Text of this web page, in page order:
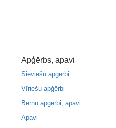
Apģērbs, apavi
Sieviešu apģērbi
Vīriešu apģērbi
Bērnu apģērbi, apavi
Apavi